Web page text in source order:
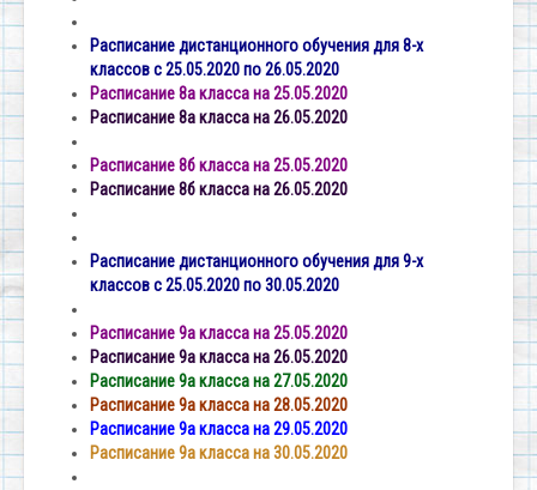
Расписание дистанционного обучения для 8-х
классов с 25.05.2020 по 26.05.2020
Расписание 8а класса на 25.05.2020
Расписание 8а класса на 26.05.2020
Расписание 8б класса на 25.05.2020
Расписание 8б класса на 26.05.2020
Расписание дистанционного обучения для 9-х
классов с 25.05.2020 по 30.05.2020
Расписание 9а класса на 25.05.2020
Расписание 9а класса на 26.05.2020
Расписание 9а класса на 27.05.2020
Расписание 9а класса на 28.05.2020
Расписание 9а класса на 29.05.2020
Расписание 9а класса на 30.05.2020